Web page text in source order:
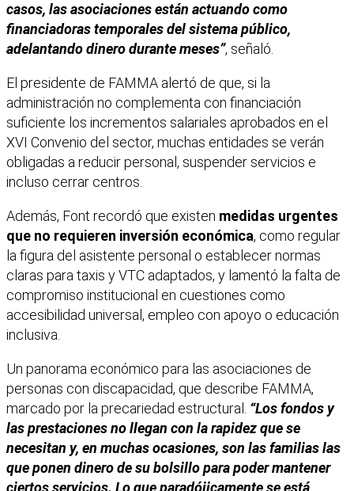
casos, las asociaciones están actuando como
financiadorastemporales del sistema público,
adelantando dinero durante meses”, señaló.
El presidente de FAMMA alertó de que, si la
administración no complementa con financiación
suficiente los incrementos salariales aprobados en el
XVI Convenio del sector, muchas entidades se verán
obligadas a reducir personal, suspender servicios e
incluso cerrar centros.
Además, Font recordó que existen medidas urgentes
que no requieren inversión económica, como regular
la figura del asistente personal o establecer normas
claras para taxis y VTC adaptados, y lamentó la falta de
compromiso institucional en cuestiones como
accesibilidad universal, empleo con apoyo o educación
inclusiva.
Un panorama económico para las asociaciones de
personas con discapacidad, que describe FAMMA,
marcado por la precariedad estructural. “Los fondos y
lasprestaciones no llegan con la rapidez que se
necesitan y, en muchas ocasiones, son las familias las
que ponen dinero de su bolsillo para poder mantener
ciertosservicios. Lo que paradójicamente se está